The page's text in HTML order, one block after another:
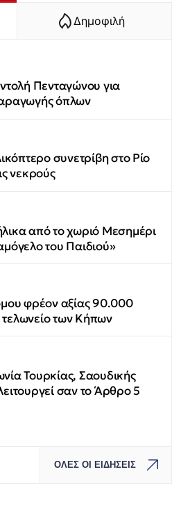
Δημοφιλή
Πενταγώνου για
όπλων
συνετρίβη στο Ρίο
νεκρούς
από το χωριό Μεσημέρι
του Παιδιού»
φρέον αξίας 90.000
των Κήπων
Τουρκίας, Σαουδικής
σαν το Άρθρο 5
ΟΛΕΣ ΟΙ ΕΙΔΗΣΕΙΣ